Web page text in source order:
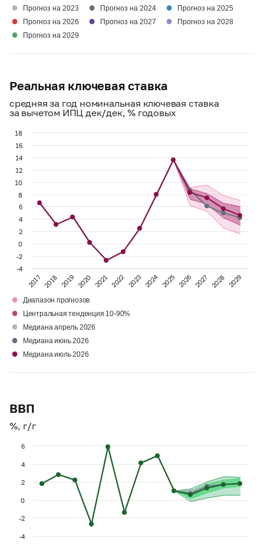
● Прогноз на 2023 ● Прогноз на 2024 ● Прогноз на 2025
● Прогноз на 2026 ● Прогноз на 2027 ● Прогноз на 2028
● Прогноз на 2029
Реальная ключевая ставка
средняя за год номинальная ключевая ставка
за вычетом ИПЦ дек/дек, % годовых
2017 2018 2019 2020 2021 2022 2023 2024 2025 2026 2027 2028 2029
-4
-2
0
2
4
6
8
10
12
14
16
18
● Диапазон прогнозов
● Центральная тенденция 10-90%
● Медиана апрель 2026
● Медиана июнь 2026
● Медиана июль 2026
ВВП
%, г/г
-4
-2
0
2
4
6